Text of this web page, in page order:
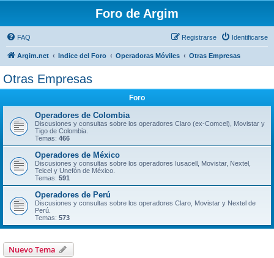
Foro de Argim
FAQ Identificarse
Registrarse
Argim.net Indice del Foro Operadoras Móviles Otras Empresas
Otras Empresas
Foro
Operadores de Colombia
Discusiones y consultas sobre los operadores Claro (ex-Comcel), Movistar y
Tigo de Colombia.
Temas: 466
Operadores de México
Discusiones y consultas sobre los operadores Iusacell, Movistar, Nextel,
Telcel y Unefón de México.
Temas: 591
Operadores de Perú
Discusiones y consultas sobre los operadores Claro, Movistar y Nextel de
Perú.
Temas: 573
Nuevo Tema